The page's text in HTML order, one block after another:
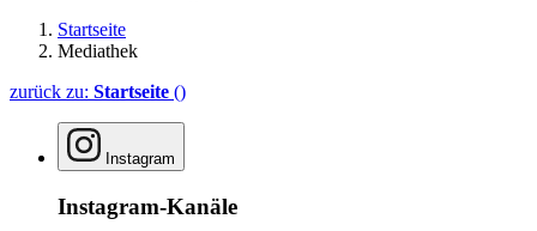
Startseite
Mediathek
zurück zu: Startseite ()
Instagram
Instagram-Kanäle